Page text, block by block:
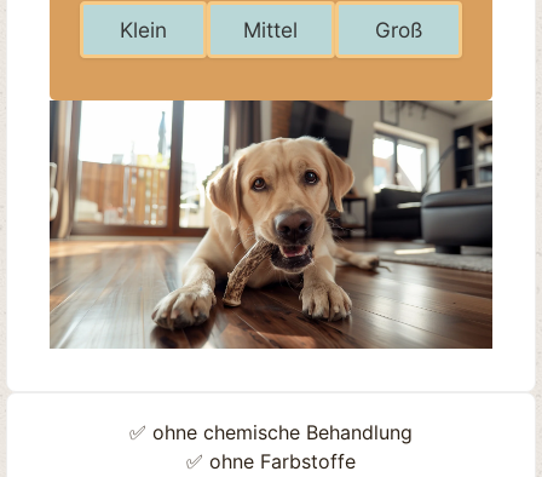
Klein Mittel Groß
✅ ohne chemische Behandlung
✅ ohne Farbstoffe